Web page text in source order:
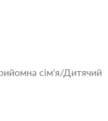
сім'я/Дитячий